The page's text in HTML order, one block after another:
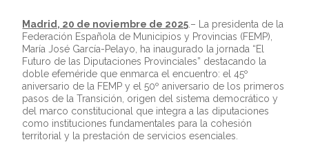
Madrid, 20 de noviembre de 2025 .– La presidenta de la
Federación Española de Municipios y Provincias (FEMP),
María José García-Pelayo, ha inaugurado la jornada “El
Futuro de las Diputaciones Provinciales” destacando la
doble efeméride que enmarca el encuentro: el 45º
aniversario de la FEMP y el 50º aniversario de los primeros
pasos de la Transición, origen del sistema democrático y
del marco constitucional que integra a las diputaciones
como instituciones fundamentales para la cohesión
territorial y la prestación de servicios esenciales.